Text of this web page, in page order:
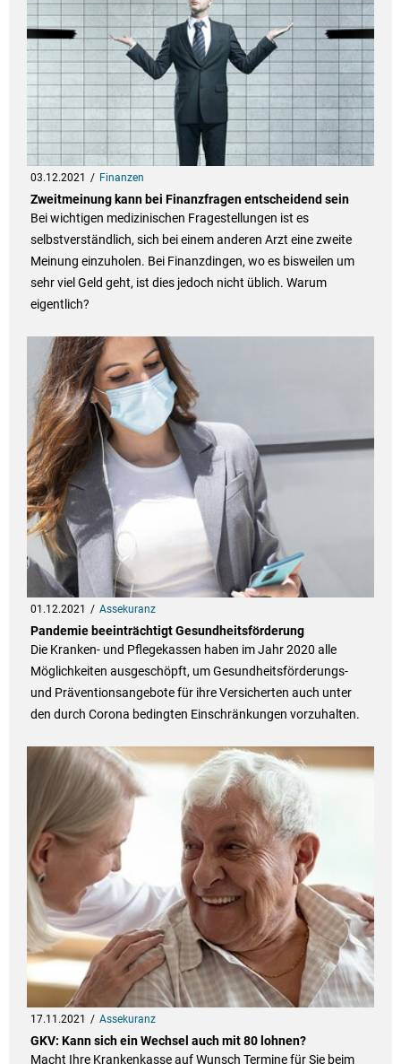
03.12.2021 Finanzen
Zweitmeinung kann bei Finanzfragen entscheidend sein
Bei wichtigen medizinischen Fragestellungen ist es
selbstverständlich, sich bei einem anderen Arzt eine zweite
Meinung einzuholen. Bei Finanzdingen, wo es bisweilen um
sehr viel Geld geht, ist dies jedoch nicht üblich. Warum
eigentlich?
01.12.2021 Assekuranz
Pandemie beeinträchtigt Gesundheitsförderung
Die Kranken- und Pflegekassen haben im Jahr 2020 alle
Möglichkeiten ausgeschöpft, um Gesundheitsförderungs-
und Präventionsangebote für ihre Versicherten auch unter
den durch Corona bedingten Einschränkungen vorzuhalten.
17.11.2021 Assekuranz
GKV: Kann sich ein Wechsel auch mit 80 lohnen?
Macht Ihre Krankenkasse auf Wunsch Termine für Sie beim